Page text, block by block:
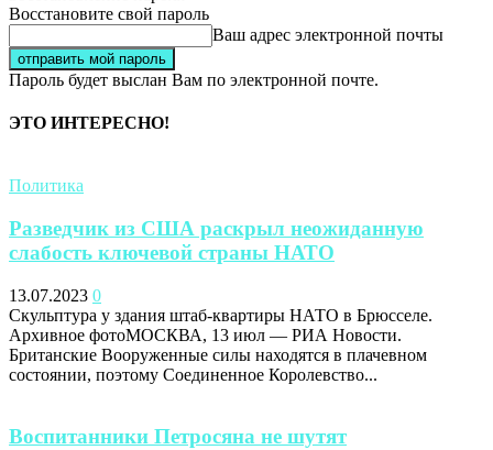
Восстановите свой пароль
Ваш адрес электронной почты
Пароль будет выслан Вам по электронной почте.
ЭТО ИНТЕРЕСНО!
Политика
Разведчик из США раскрыл неожиданную
слабость ключевой страны НАТО
13.07.2023 0
Скульптура у здания штаб-квартиры НАТО в Брюсселе.
Архивное фотоМОСКВА, 13 июл — РИА Новости.
Британские Вооруженные силы находятся в плачевном
состоянии, поэтому Соединенное Королевство...
Воспитанники Петросяна не шутят